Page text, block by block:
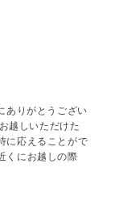
ありがとうござい
越しいただけた
に応えることがで
くにお越しの際